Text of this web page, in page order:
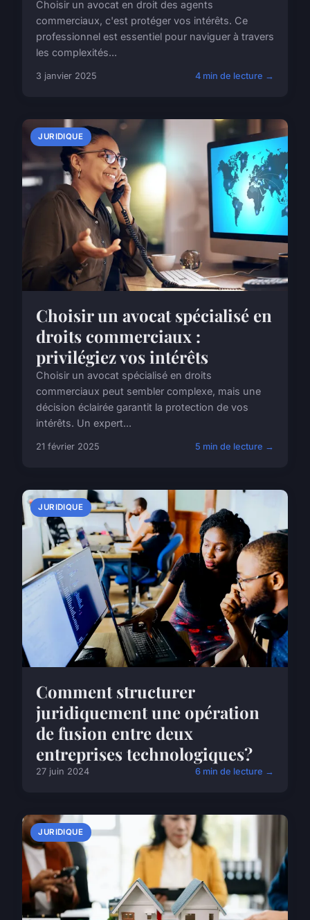
Choisir un avocat en droit des agents
commerciaux, c'est protéger vos intérêts. Ce
professionnel est essentiel pour naviguer à travers
les complexités...
3 janvier 2025 4 min de lecture →
JURIDIQUE
Choisir un avocat spécialisé en
droits commerciaux :
privilégiez vos intérêts
Choisir un avocat spécialisé en droits
commerciaux peut sembler complexe, mais une
décision éclairée garantit la protection de vos
intérêts. Un expert...
21 février 2025 5 min de lecture →
JURIDIQUE
Comment structurer
juridiquement une opération
de fusion entre deux
entreprises technologiques?
27 juin 2024 6 min de lecture →
JURIDIQUE